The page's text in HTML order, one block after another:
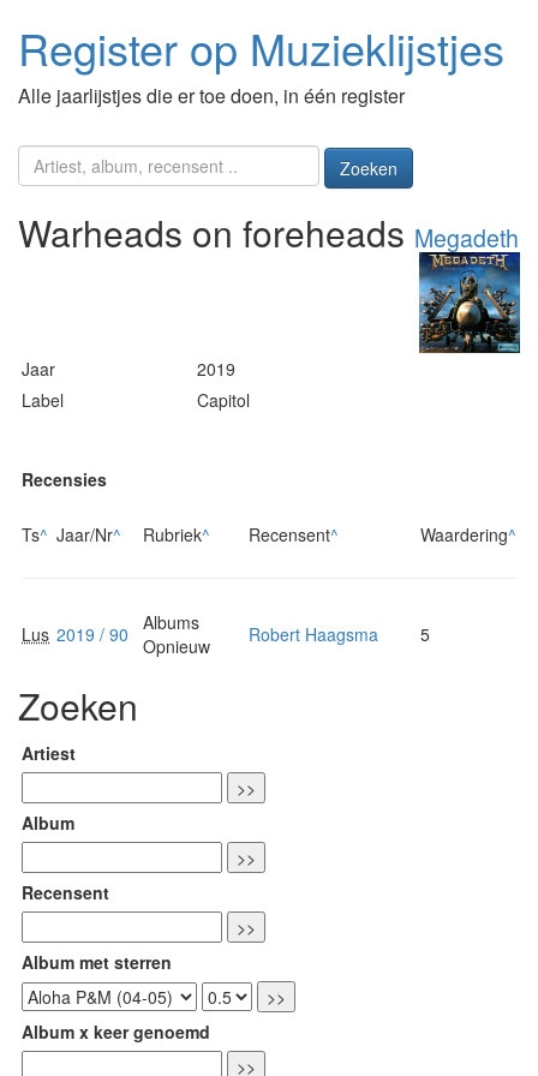
Register op Muzieklijstjes
Alle jaarlijstjes die er toe doen, in één register
Zoeken
Warheads on foreheads Megadeth
Jaar
2019
Label
Capitol
Recensies
Ts^ Jaar/Nr^ Rubriek^ Recensent^ Waardering^
Lus 2019 / 90
Albums
Opnieuw
Robert Haagsma 5
Zoeken
Artiest
Album
Recensent
Album met sterren
Album x keer genoemd